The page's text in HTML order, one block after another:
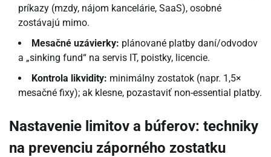
príkazy (mzdy, nájom kancelárie, SaaS), osobné
zostávajú mimo.
Mesačné uzávierky: plánované platby daní/odvodov
a „sinking fund“ na servis IT, poistky, licencie.
Kontrola likvidity: minimálny zostatok (napr. 1,5×
mesačné fixy); ak klesne, pozastaviť non-essential platby.
Nastavenie limitov a búferov: techniky
na prevenciu záporného zostatku